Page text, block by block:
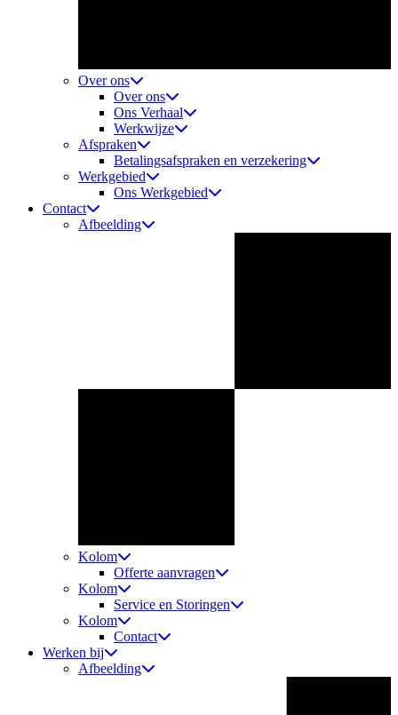
Over ons
Over ons
Ons Verhaal
Werkwijze
Afspraken
Betalingsafspraken en verzekering
Werkgebied
Ons Werkgebied
Contact
Afbeelding
Kolom
Offerte aanvragen
Kolom
Service en Storingen
Kolom
Contact
Werken bij
Afbeelding